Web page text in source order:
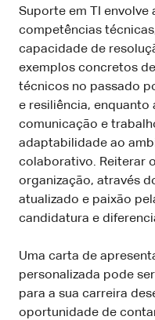
Suporte em TI envolve
competências
capacidade de
exemplos concretos
técnicos no passado
e resiliência, enquanto
comunicação e
adaptabilidade ao
colaborativo. Reiterar
organização, através
atualizado e paixão
candidatura e
Uma carta de
personalizada pode
para a sua carreira
oportunidade de